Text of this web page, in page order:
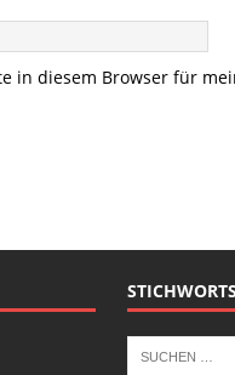
in diesem Browser für